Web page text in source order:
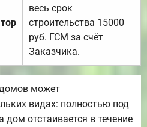
весь срок
строительства 15000
руб. ГСМ за счёт
Заказчика.
может
видах: полностью под
дом отстаивается в течение